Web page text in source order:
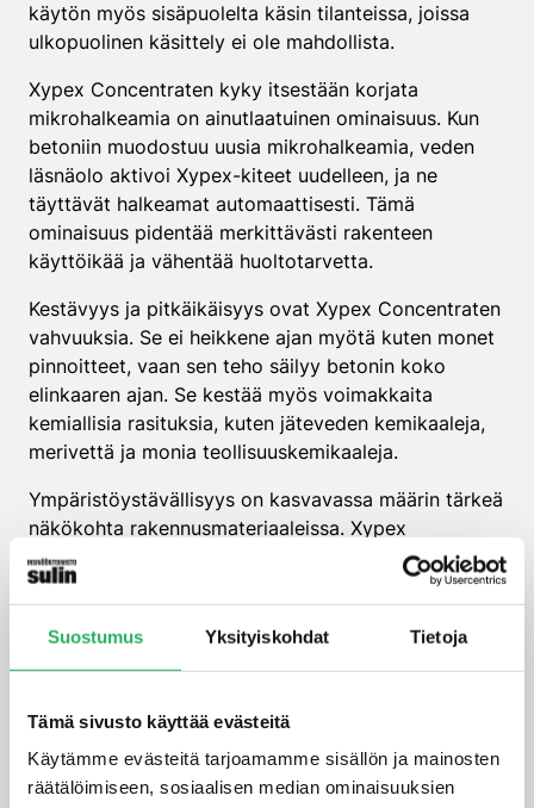
Suostumus Yksityiskohdat Tietoja
Tämä sivusto käyttää evästeitä
Käytämme evästeitä tarjoamamme sisällön ja mainosten
räätälöimiseen, sosiaalisen median ominaisuuksien
käytön myös sisäpuolelta käsin tilanteissa, joissa
ulkopuolinen käsittely ei ole mahdollista.
Xypex Concentraten kyky itsestään korjata
mikrohalkeamia on ainutlaatuinen ominaisuus. Kun
betoniin muodostuu uusia mikrohalkeamia, veden
läsnäolo aktivoi Xypex-kiteet uudelleen, ja ne
täyttävät halkeamat automaattisesti. Tämä
ominaisuus pidentää merkittävästi rakenteen
käyttöikää ja vähentää huoltotarvetta.
Kestävyys ja pitkäikäisyys ovat Xypex Concentraten
vahvuuksia. Se ei heikkene ajan myötä kuten monet
pinnoitteet, vaan sen teho säilyy betonin koko
elinkaaren ajan. Se kestää myös voimakkaita
kemiallisia rasituksia, kuten jäteveden kemikaaleja,
merivettä ja monia teollisuuskemikaaleja.
Ympäristöystävällisyys on kasvavassa määrin tärkeä
näkökohta rakennusmateriaaleissa. Xypex
Concentrate ei sisällä VOC-yhdisteitä (haihtuvia
orgaanisia yhdisteitä), se on myrkytön ja soveltuu
Millaisiin betonirakenteisiin
Xypex Concentrate
soveltuu?
Xypex Concentrate soveltuu monenlaisiin